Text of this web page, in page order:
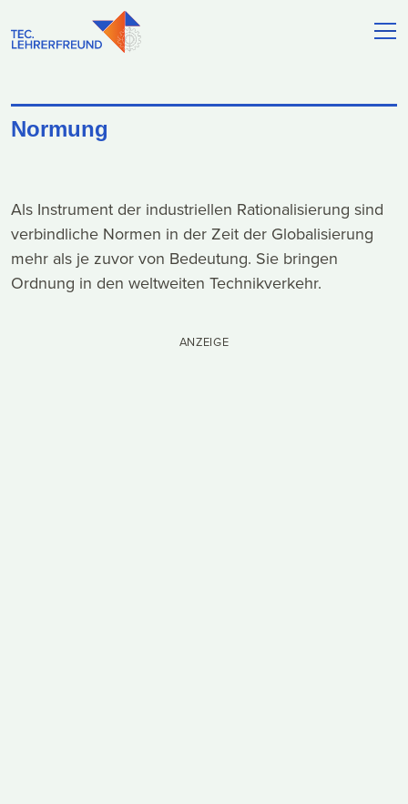
Normung
Als Instrument der industriellen Rationalisierung sind
verbindliche Normen in der Zeit der Globalisierung
mehr als je zuvor von Bedeutung. Sie bringen
Ordnung in den weltweiten Technikverkehr.
ANZEIGE